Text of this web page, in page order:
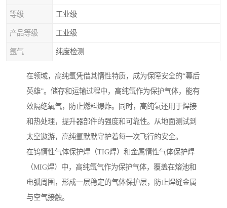
等级 工业级
产品等级 工业级
氩气 纯度检测
在领域，高纯氩凭借其惰性特质，成为保障安全的“幕后
英雄”。储存和运输过程中，高纯氩作为保护气体，能有
效隔绝氧气，防止燃料爆炸。同时，高纯氩还用于焊接
和热处理，提升器部件的强度和可靠性。从地面测试到
太空遨游，高纯氩默默守护着每一次飞行的安全。
在钨惰性气体保护焊（TIG焊）和金属惰性气体保护焊
（MIG焊）中，高纯氩气作为保护气体，覆盖在熔池和
电弧周围，形成一层稳定的气体保护层，防止焊缝金属
与空气接触。